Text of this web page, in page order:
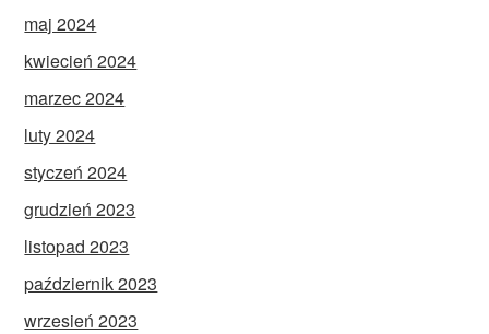
maj 2024
kwiecień 2024
marzec 2024
luty 2024
styczeń 2024
grudzień 2023
listopad 2023
październik 2023
wrzesień 2023